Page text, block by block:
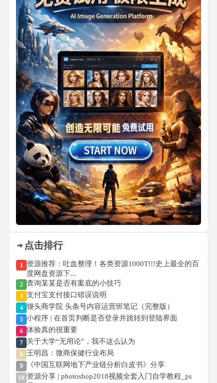
点击排行
1 资源推荐：吐血整理！各类资源1000T!!!史上最全的百
度网盘资源下...
2 查询某某是否有案底的小技巧
3 支付宝支付接口错误说明
4 馒头商学院 头条号内容运营班笔记（完整版）
5 小程序 | 在首页判断是否登录并跳转到登陆界面
6 体验真的很重要
7 关于大学“无用论”，我不这么认为
8 王明昌：微商保健行业布局
9 《中国互联网地下产业链分析白皮书》分享
10 资源分享 | photoshop2018视频全套入门自学教程_ps